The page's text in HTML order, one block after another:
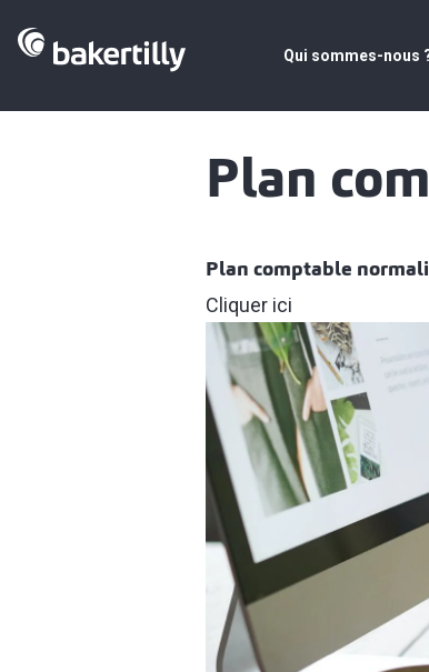
Qui sommes-nous
Plan
Plan comptable
Cliquer ici